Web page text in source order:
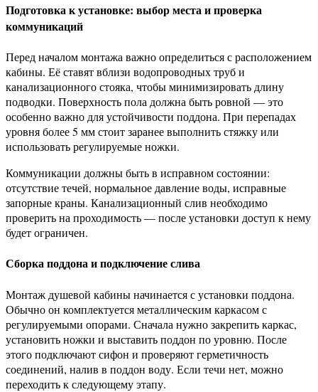
Подготовка к установке: выбор места и проверка
коммуникаций
Перед началом монтажа важно определиться с расположением
кабины. Её ставят вблизи водопроводных труб и
канализационного стояка, чтобы минимизировать длину
подводки. Поверхность пола должна быть ровной — это
особенно важно для устойчивости поддона. При перепадах
уровня более 5 мм стоит заранее выполнить стяжку или
использовать регулируемые ножки.
Коммуникации должны быть в исправном состоянии:
отсутствие течей, нормальное давление воды, исправные
запорные краны. Канализационный слив необходимо
проверить на проходимость — после установки доступ к нему
будет ограничен.
Сборка поддона и подключение слива
Монтаж душевой кабины начинается с установки поддона.
Обычно он комплектуется металлическим каркасом с
регулируемыми опорами. Сначала нужно закрепить каркас,
установить ножки и выставить поддон по уровню. После
этого подключают сифон и проверяют герметичность
соединений, налив в поддон воду. Если течи нет, можно
переходить к следующему этапу.